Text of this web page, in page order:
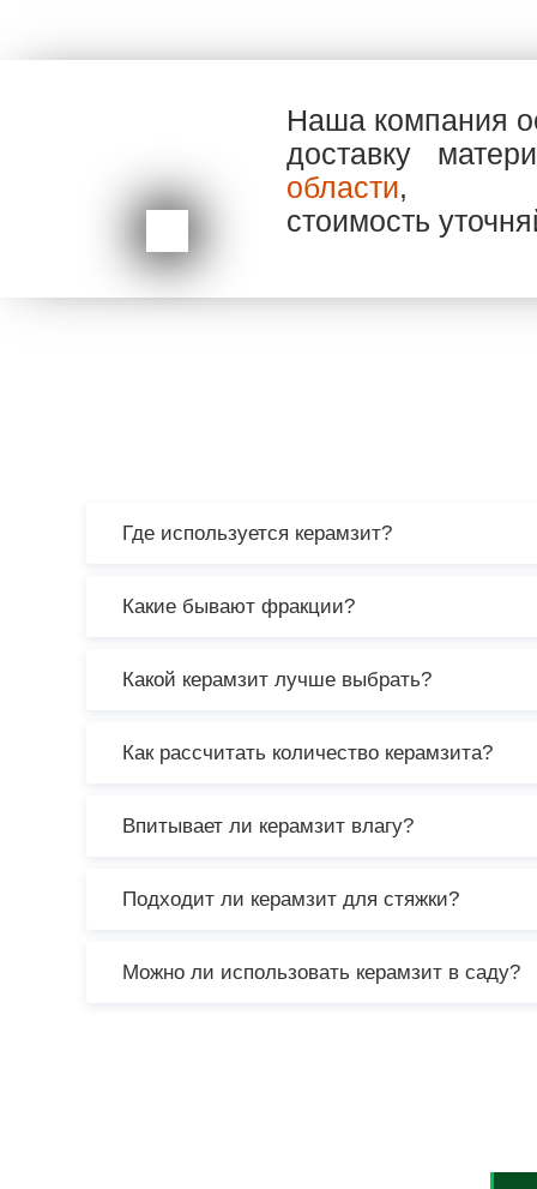
Наша компания
доставку
области,
стоимость
Где используется керамзит?
Какие бывают фракции?
Какой керамзит лучше выбрать?
Как рассчитать количество керамзита?
Впитывает ли керамзит влагу?
Подходит ли керамзит для стяжки?
Можно ли использовать керамзит в саду?